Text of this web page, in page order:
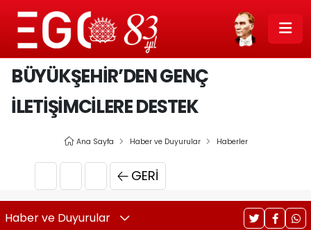
BÜYÜKŞEHİR’DEN GENÇ
İLETİŞİMCİLERE DESTEK
Ana Sayfa Haber ve Duyurular Haberler
GERI
Haber ve Duyurular